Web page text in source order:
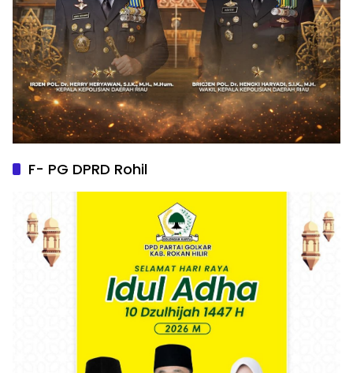
F- PG DPRD Rohil